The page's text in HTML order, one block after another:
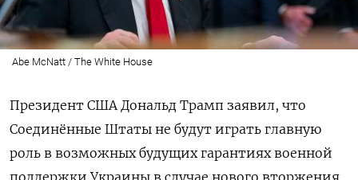
Abe McNatt / The White House
Президент США Дональд Трамп заявил, что
Соединённые Штаты не будут играть главную
роль в возможных будущих гарантиях военной
поддержки Украины в случае нового вторжения